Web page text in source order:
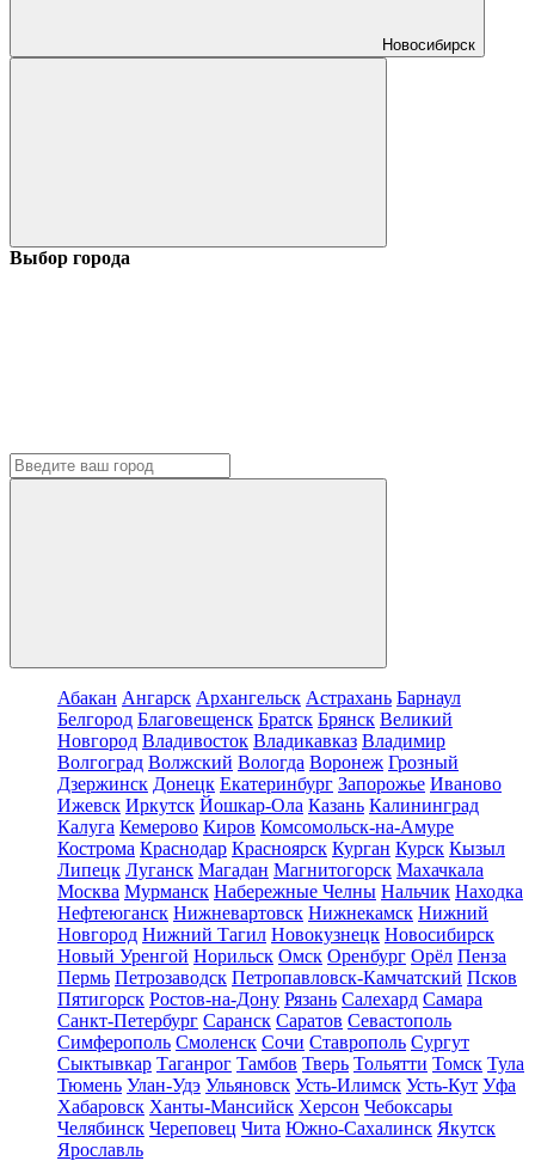
Новосибирск
Выбор города
Абакан Ангарск Архангельск Астрахань Барнаул
Белгород Благовещенск Братск Брянск Великий
Новгород Владивосток Владикавказ Владимир
Волгоград Волжский Вологда Воронеж Грозный
Дзержинск Донецк Екатеринбург Запорожье Иваново
Ижевск Иркутск Йошкар-Ола Казань Калининград
Калуга Кемерово Киров Комсомольск-на-Амуре
Кострома Краснодар Красноярск Курган Курск Кызыл
Липецк Луганск Магадан Магнитогорск Махачкала
Москва Мурманск Набережные Челны Нальчик Находка
Нефтеюганск Нижневартовск Нижнекамск Нижний
Новгород Нижний Тагил Новокузнецк Новосибирск
Новый Уренгой Норильск Омск Оренбург Орёл Пенза
Пермь Петрозаводск Петропавловск-Камчатский Псков
Пятигорск Ростов-на-Дону Рязань Салехард Самара
Санкт-Петербург Саранск Саратов Севастополь
Симферополь Смоленск Сочи Ставрополь Сургут
Сыктывкар Таганрог Тамбов Тверь Тольятти Томск Тула
Тюмень Улан-Удэ Ульяновск Усть-Илимск Усть-Кут Уфа
Хабаровск Ханты-Мансийск Херсон Чебоксары
Челябинск Череповец Чита Южно-Сахалинск Якутск
Ярославль